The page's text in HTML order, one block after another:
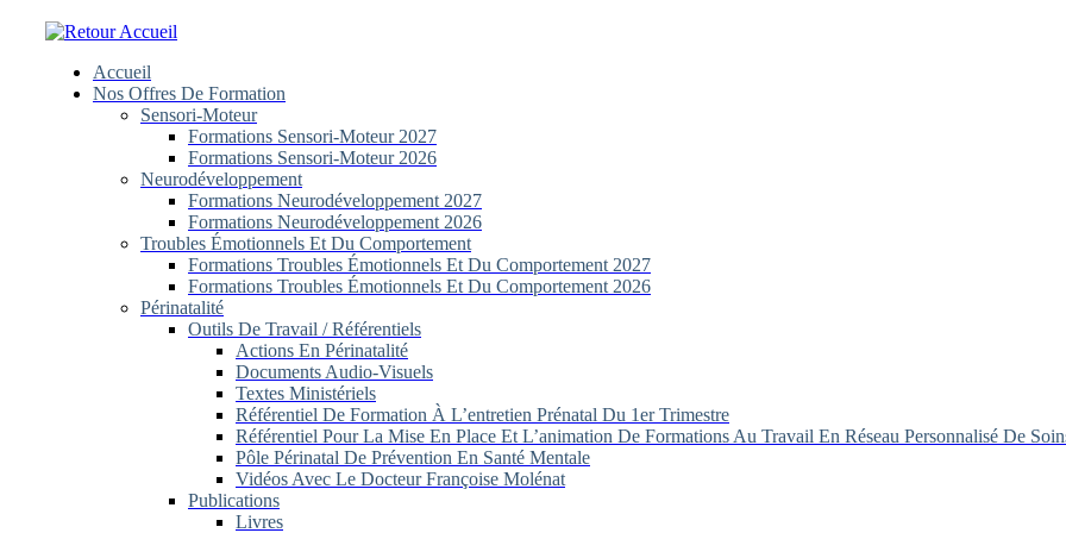
Accueil
Nos Offres De Formation
Sensori-Moteur
Formations Sensori-Moteur 2027
Formations Sensori-Moteur 2026
Neurodéveloppement
Formations Neurodéveloppement 2027
Formations Neurodéveloppement 2026
Troubles Émotionnels Et Du Comportement
Formations Troubles Émotionnels Et Du Comportement 2027
Formations Troubles Émotionnels Et Du Comportement 2026
Périnatalité
Outils De Travail / Référentiels
Actions En Périnatalité
Documents Audio-Visuels
Textes Ministériels
Référentiel De Formation À L’entretien Prénatal Du 1er Trimestre
Référentiel Pour La Mise En Place Et L’animation De Formations Au Travail En Réseau Personnalisé De
Pôle Périnatal De Prévention En Santé Mentale
Vidéos Avec Le Docteur Françoise Molénat
Publications
Livres